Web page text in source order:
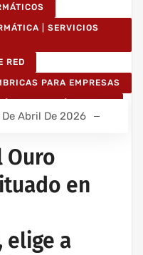
| SERVICIOS
RED
PARA EMPRESAS
De Abril De 2026
Ouro
en
elige a